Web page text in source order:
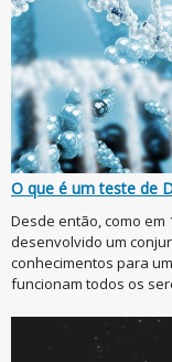
O que é um teste de
Desde então, como em
desenvolvido um
conhecimentos para
funcionam todos os